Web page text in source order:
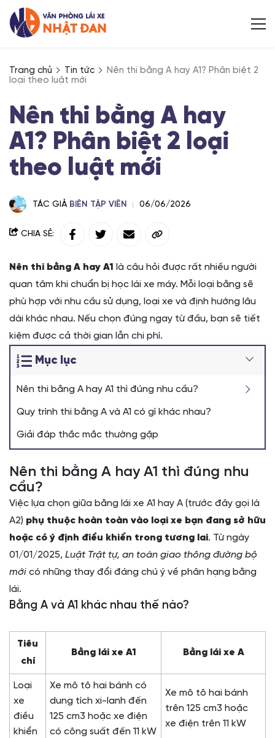
Trang chủ Tin tức
Nên thi bằng A hay A1? Phân biệt 2
loại theo luật mới
Nên thi bằng A hay
A1? Phân biệt 2 loại
theo luật mới
TÁC GIẢ BIÊN TẬP VIÊN 06/06/2026
CHIA SẺ:
Nên thi bằng A hay A1 là câu hỏi được rất nhiều người
quan tâm khi chuẩn bị học lái xe máy. Mỗi loại bằng sẽ
phù hợp với nhu cầu sử dụng, loại xe và định hướng lâu
dài khác nhau. Nếu chọn đúng ngay từ đầu, bạn sẽ tiết
kiệm được cả thời gian lẫn chi phí.
Mục lục
Nên thi bằng A hay A1 thì đúng nhu cầu?
Quy trình thi bằng A và A1 có gì khác nhau?
Giải đáp thắc mắc thường gặp
Nên thi bằng A hay A1 thì đúng nhu
cầu?
Việc lựa chọn giữa bằng lái xe A1 hay A (trước đây gọi là
A2) phụ thuộc hoàn toàn vào loại xe bạn đang sở hữu
hoặc có ý định điều khiển trong tương lai. Từ ngày
01/01/2025, Luật Trật tự, an toàn giao thông đường bộ
mới có những thay đổi đáng chú ý về phân hạng bằng
lái.
Bằng A và A1 khác nhau thế nào?
Tiêu
chí
Bằng lái xe A1 Bằng lái xe A
Loại
xe
điều
khiển
Xe mô tô hai bánh có
dung tích xi-lanh đến
125 cm3 hoặc xe điện
có công suất đến 11 kW
Xe mô tô hai bánh
trên 125 cm3 hoặc
xe điện trên 11 kW